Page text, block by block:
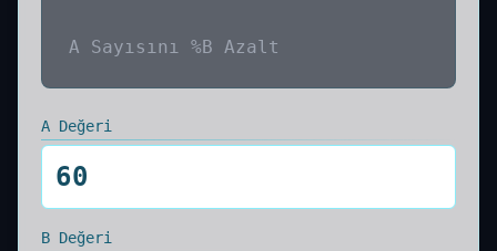
A Sayısını %B Azalt
A Değeri
B Değeri